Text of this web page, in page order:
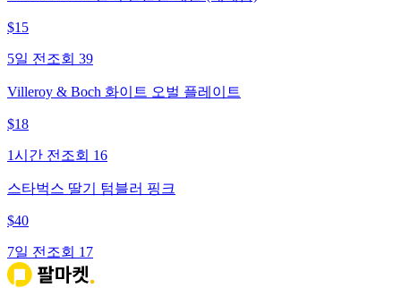
$15
5일 전 조회 39
Villeroy & Boch 화이트 오벌 플레이트
$18
1시간 전 조회 16
스타벅스 딸기 텀블러 핑크
$40
7일 전 조회 17